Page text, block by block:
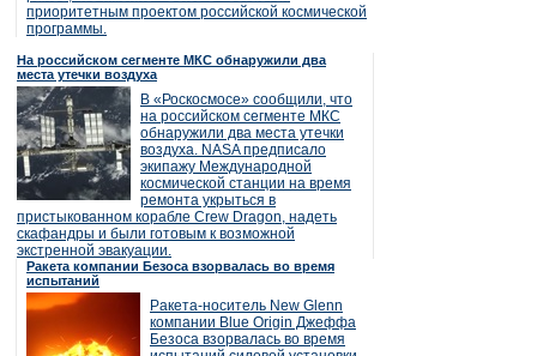
приоритетным проектом российской космической
программы.
На российском сегменте МКС обнаружили два
места утечки воздуха
В «Роскосмосе» сообщили, что
на российском сегменте МКС
обнаружили два места утечки
воздуха. NASA предписало
экипажу Международной
космической станции на время
ремонта укрыться в
пристыкованном корабле Crew Dragon, надеть
скафандры и были готовым к возможной
экстренной эвакуации.
Ракета компании Безоса взорвалась во время
испытаний
Ракета-носитель New Glenn
компании Blue Origin Джеффа
Безоса взорвалась во время